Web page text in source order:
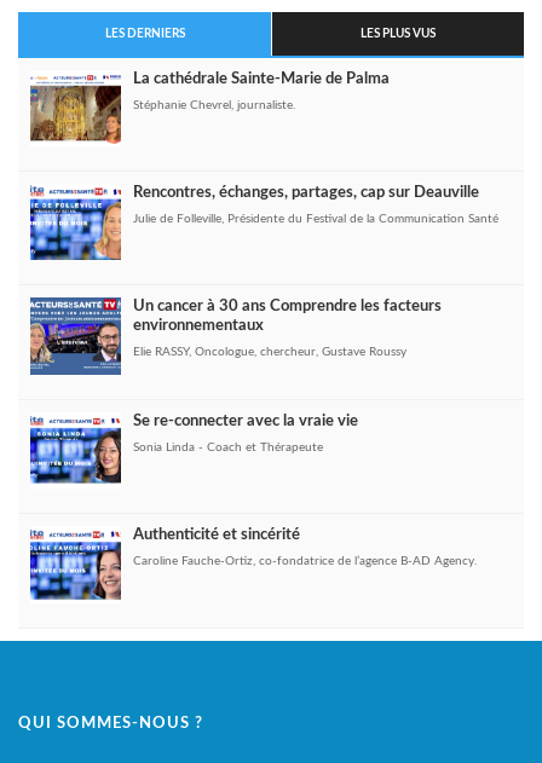
LES DERNIERS LES PLUS VUS
La cathédrale Sainte-Marie de Palma
Stéphanie Chevrel, journaliste.
Rencontres, échanges, partages, cap sur Deauville
Julie de Folleville, Présidente du Festival de la Communication Santé
Un cancer à 30 ans Comprendre les facteurs
environnementaux
Elie RASSY, Oncologue, chercheur, Gustave Roussy
Se re-connecter avec la vraie vie
Sonia Linda - Coach et Thérapeute
Authenticité et sincérité
Caroline Fauche-Ortiz, co-fondatrice de l’agence B-AD Agency.
QUI SOMMES-NOUS ?